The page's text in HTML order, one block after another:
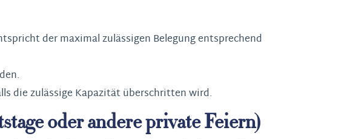
der maximal zulässigen Belegung entsprechend
die zulässige Kapazität überschritten wird.
oder andere private Feiern)